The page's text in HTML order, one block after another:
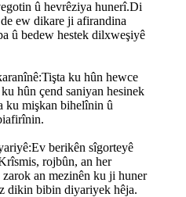
û hevrêziya hunerî.Di
ew dikare ji afirandina
û bedew hestek dilxweşiyê
Tişta ku hûn hewce
hûn çend saniyan hesinek
ku mişkan bihelînin û
Ev berikên sîgorteyê
rojbûn, an her
an mezinên ku ji huner
dikin bibin diyariyek hêja.